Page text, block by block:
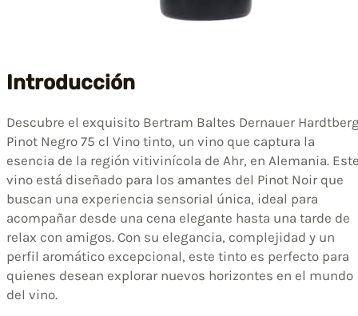
Introducción
Descubre el exquisito Bertram Baltes Dernauer
Pinot Negro 75 cl Vino tinto, un vino que captura la
esencia de la región vitivinícola de Ahr, en Alemania.
vino está diseñado para los amantes del Pinot Noir que
buscan una experiencia sensorial única, ideal para
acompañar desde una cena elegante hasta una tarde de
relax con amigos. Con su elegancia, complejidad y un
perfil aromático excepcional, este tinto es perfecto para
quienes desean explorar nuevos horizontes en el mundo
del vino.